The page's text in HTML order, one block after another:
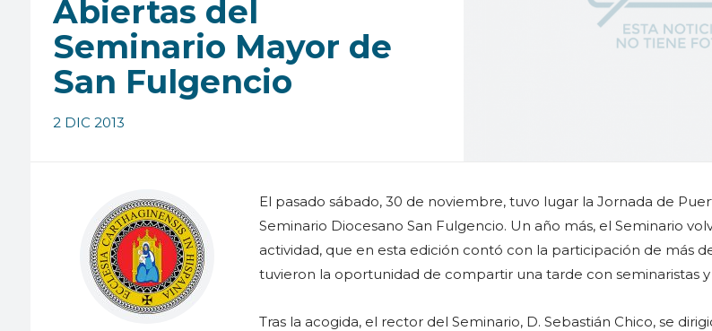
Abiertas del
Seminario Mayor de
San Fulgencio
2 DIC 2013
El pasado sábado, 30 de noviembre, tuvo lugar la Jornada de
Seminario Diocesano San Fulgencio. Un año más, el Seminario
actividad, que en esta edición contó con la participación de más
tuvieron la oportunidad de compartir una tarde con seminaristas
Tras la acogida, el rector del Seminario, D. Sebastián Chico, se